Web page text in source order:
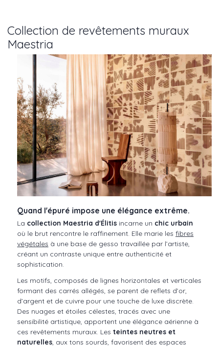
Collection de revêtements muraux
Maestria
Quand l'épuré impose une élégance extrême.
La collection Maestria d'Élitis incarne un chic urbain
où le brut rencontre le raffinement. Elle marie les fibres
végétales à une base de gesso travaillée par l’artiste,
créant un contraste unique entre authenticité et
sophistication.
Les motifs, composés de lignes horizontales et verticales
formant des carrés allégés, se parent de reflets d’or,
d’argent et de cuivre pour une touche de luxe discrète.
Des nuages et étoiles célestes, tracés avec une
sensibilité artistique, apportent une élégance aérienne à
ces revêtements muraux. Les teintes neutres et
naturelles, aux tons sourds, favorisent des espaces